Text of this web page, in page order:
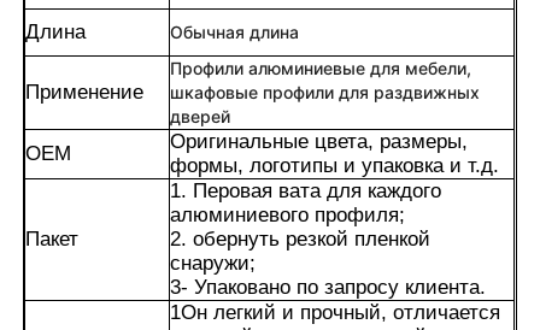
Продукция
Длина Обычная длина
Применение
Профили алюминиевые для мебели,
шкафовые профили для раздвижных
дверей
OEM
Оригинальные цвета, размеры,
формы, логотипы и упаковка и т.д.
Пакет
1. Перовая вата для каждого
алюминиевого профиля;
2. обернуть резкой пленкой
снаружи;
3- Упаковано по запросу клиента.
1Он легкий и прочный, отличается